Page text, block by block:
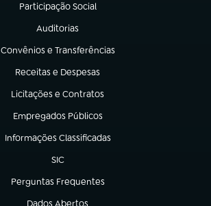
Participação Social
(abre em nova aba)
Auditorias
(abre em nova aba)
Convênios e Transferências
(abre em nova aba)
Receitas e Despesas
(abre em nova aba)
Licitações e Contratos
(abre em nova aba)
Empregados Públicos
(abre em nova aba)
Informações Classificadas
(abre em nova aba)
SIC
(abre em nova aba)
Perguntas Frequentes
(abre em nova aba)